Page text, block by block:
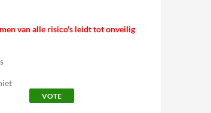
van alle risico's leidt tot onveilig